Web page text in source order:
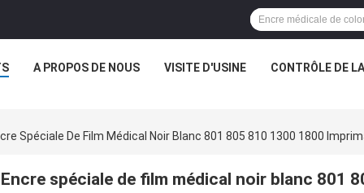
A PROPOS DE NOUS VISITE D'USINE CONTRÔLE DE
Spéciale De Film Médical Noir Blanc 801 805 810 1300 1800
Encre spéciale de film médical noir blanc 801